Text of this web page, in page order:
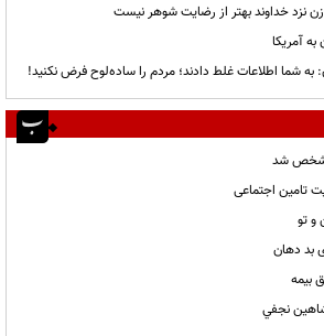
نزد خداوند بهتر از رضایت شوهر نیست
آمریکا
شما اطلاعات غلط دادند؛ مردم را ساده‌لوح فرض نکنید!
مشخص شد
تامین اجتماعی
تو
بیمه
نجفي